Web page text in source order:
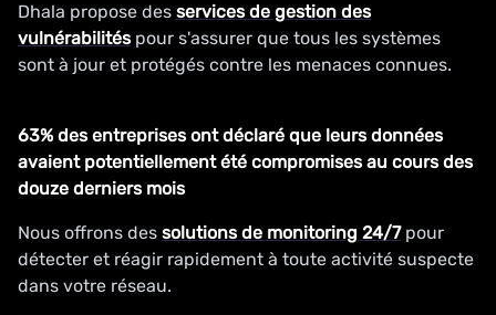
Dhala propose des services de gestion des
vulnérabilitéspour s'assurer que tous les systèmes
sont à jour et protégés contre les menaces connues.
63% des entreprises ont déclaré que leurs données
avaient potentiellement été compromises au cours des
douze derniers mois
Nous offrons des solutions de monitoring 24/7pour
détecter et réagir rapidement à toute activité suspecte
dans votre réseau.